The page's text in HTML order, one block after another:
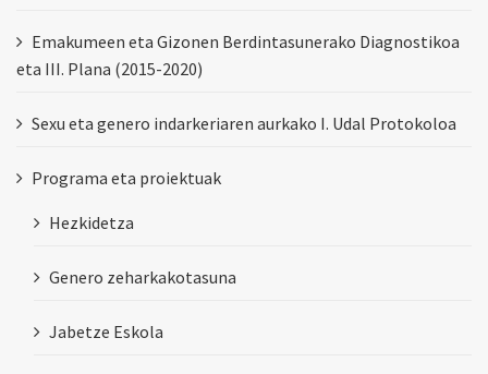
Emakumeen eta Gizonen Berdintasunerako Diagnostikoa
eta III. Plana (2015-2020)
Sexu eta genero indarkeriaren aurkako I. Udal Protokoloa
Programa eta proiektuak
Hezkidetza
Genero zeharkakotasuna
Jabetze Eskola